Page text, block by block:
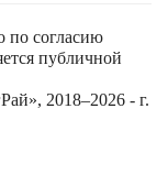
по согласию
публичной
2018–2026 - г.